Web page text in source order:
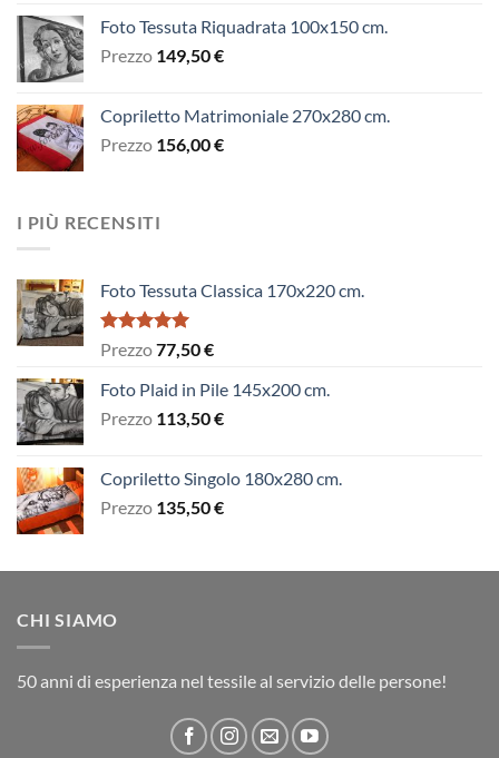
Foto Tessuta Riquadrata 100x150 cm.
Prezzo 149,50€
Copriletto Matrimoniale 270x280 cm.
Prezzo 156,00€
I PIÙ RECENSITI
Foto Tessuta Classica 170x220 cm.
Valutato
Prezzo77,50€
Foto Plaid in Pile 145x200 cm.
Prezzo 113,50€
Copriletto Singolo 180x280 cm.
Prezzo 135,50€
CHI SIAMO
50 anni di esperienza nel tessile al servizio delle persone!